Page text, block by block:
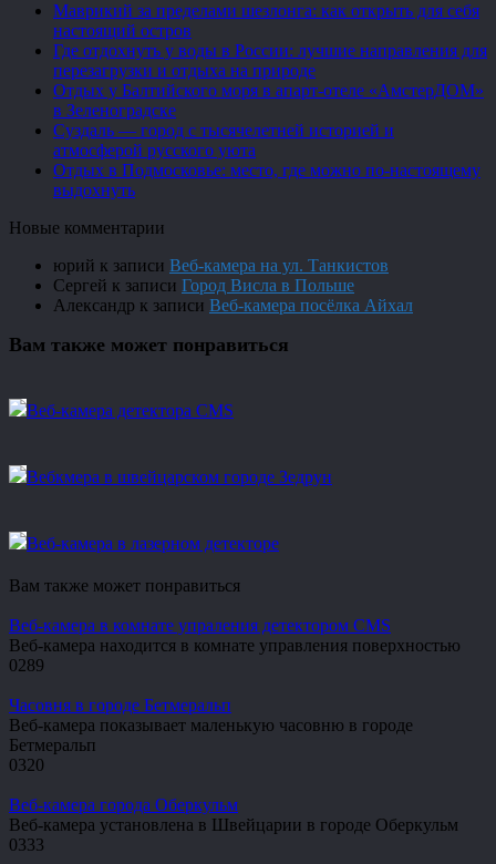
Маврикий за пределами шезлонга: как открыть для себя
настоящий остров
Где отдохнуть у воды в России: лучшие направления для
перезагрузки и отдыха на природе
Отдых у Балтийского моря в апарт-отеле «АмстерДОМ»
в Зеленоградске
Суздаль — город с тысячелетней историей и
атмосферой русского уюта
Отдых в Подмосковье: место, где можно по-настоящему
выдохнуть
Новые комментарии
юрий к записи Веб-камера на ул. Танкистов
Сергей к записи Город Висла в Польше
Александр к записи Веб-камера посёлка Айхал
Вам также может понравиться
Веб-камера детектора CMS
Вебкмера в швейцарском городе Зедрун
Веб-камера в лазерном детекторе
Вам также может понравиться
Веб-камера в комнате упраления детектором CMS
Веб-камера находится в комнате управления поверхностью
0289
Часовня в городе Бетмеральп
Веб-камера показывает маленькую часовню в городе
Бетмеральп
0320
Веб-камера города Оберкульм
Веб-камера установлена в Швейцарии в городе Оберкульм
0333